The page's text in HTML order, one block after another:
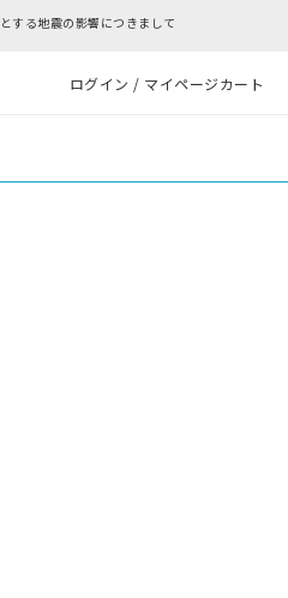
地震の影響につきまして
ログイン / マイページカート